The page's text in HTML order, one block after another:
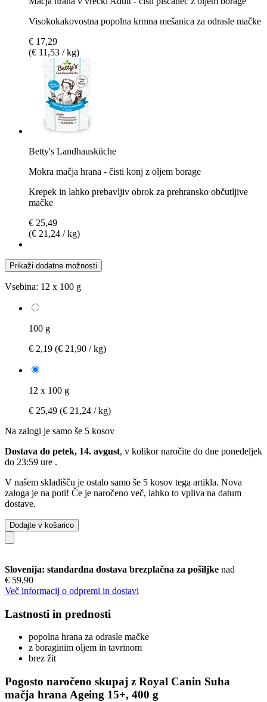
Visokokakovostna popolna krmna mešanica za odrasle mačke
€ 17,29
(€ 11,53 / kg)
Betty's Landhausküche
Mokra mačja hrana - čisti konj z oljem borage
Krepek in lahko prebavljiv obrok za prehransko občutljive
mačke
€ 25,49
(€ 21,24 / kg)
Prikaži dodatne možnosti
Vsebina: 12 x 100 g
100 g
€ 2,19 (€ 21,90 / kg)
12 x 100 g
€ 25,49 (€ 21,24 / kg)
Na zalogi je samo še 5 kosov
Dostava do petek, 14. avgust, v kolikor naročite do dne ponedeljek
do 23:59 ure .
V našem skladišču je ostalo samo še 5 kosov tega artikla. Nova
zaloga je na poti! Če je naročeno več, lahko to vpliva na datum
dostave.
Dodajte v košarico
Slovenija: standardna dostava brezplačna za pošiljke nad
€ 59,90
Več informacij o odpremi in dostavi
Lastnosti in prednosti
popolna hrana za odrasle mačke
z boraginim oljem in tavrinom
brez žit
Pogosto naročeno skupaj z Royal Canin Suha
mačja hrana Ageing 15+, 400 g